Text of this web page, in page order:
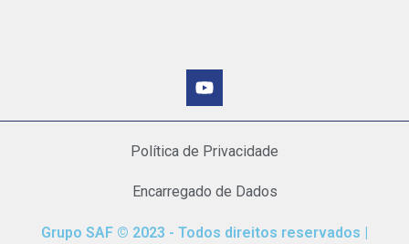
Política de Privacidade
Encarregado de Dados
Grupo SAF © 2023 - Todos direitos reservados |